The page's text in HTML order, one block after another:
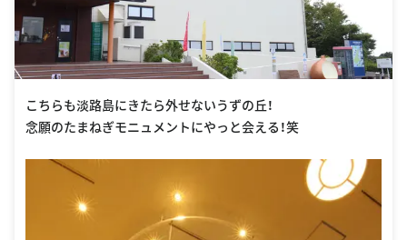
こちらも淡路島にきたら外せないうずの丘！
念願のたまねぎモニュメントにやっと会える！笑